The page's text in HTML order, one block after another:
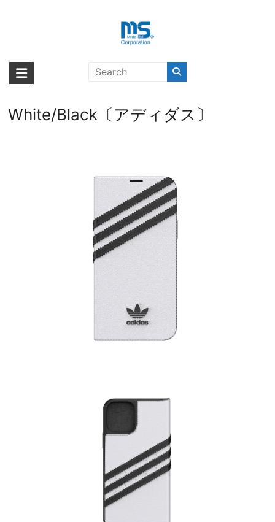
海外輸入ブランド商品｜株式会社
海外事業部が取り揃えている海外輸入商品には、日本では珍しい「海外ブ
ランド」をはじめ「ユニークな商品」「機能的な商品」「コストパフォー
Select] adidas Originals SAMBA
White/Black〔アディダス〕